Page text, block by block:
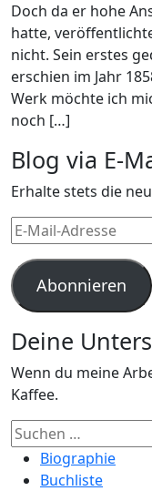
Doch da er hohe
hatte,
nicht. Sein erstes
erschien im Jahr
Werk möchte ich
noch […]
Blog via E-
Erhalte stets die
E-
Mail-
Adresse
Abonnieren
Deine
Wenn du meine
Kaffee.
Suchen
nach:Biographie
Buchliste